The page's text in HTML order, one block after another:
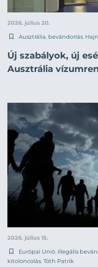
2026. július 20.
Ausztrália, bevándorlás,
Új szabályok, új
Ausztrália
2026. július 15.
Európai Unió, illegális
kitoloncolás, Tóth Patrik